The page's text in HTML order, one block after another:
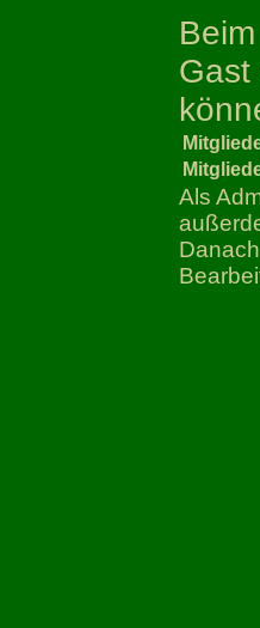
Gast
Als